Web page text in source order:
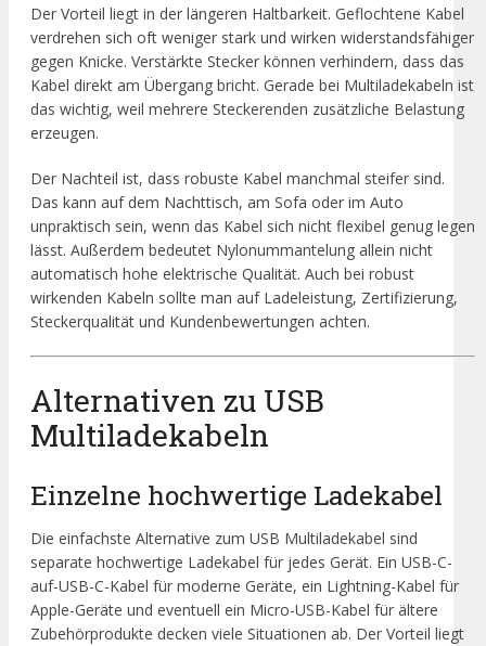
Der Vorteil liegt in der längeren Haltbarkeit. Geflochtene Kabel
verdrehen sich oft weniger stark und wirken widerstandsfähiger
gegen Knicke. Verstärkte Stecker können verhindern, dass das
Kabel direkt am Übergang bricht. Gerade bei Multiladekabeln ist
das wichtig, weil mehrere Steckerenden zusätzliche Belastung
erzeugen.
Der Nachteil ist, dass robuste Kabel manchmal steifer sind.
Das kann auf dem Nachttisch, am Sofa oder im Auto
unpraktisch sein, wenn das Kabel sich nicht flexibel genug legen
lässt. Außerdem bedeutet Nylonummantelung allein nicht
automatisch hohe elektrische Qualität. Auch bei robust
wirkenden Kabeln sollte man auf Ladeleistung, Zertifizierung,
Steckerqualität und Kundenbewertungen achten.
Alternativen zu USB
Multiladekabeln
Einzelne hochwertige Ladekabel
Die einfachste Alternative zum USB Multiladekabel sind
separate hochwertige Ladekabel für jedes Gerät. Ein USB-C-
auf-USB-C-Kabel für moderne Geräte, ein Lightning-Kabel für
Apple-Geräte und eventuell ein Micro-USB-Kabel für ältere
Zubehörprodukte decken viele Situationen ab. Der Vorteil liegt